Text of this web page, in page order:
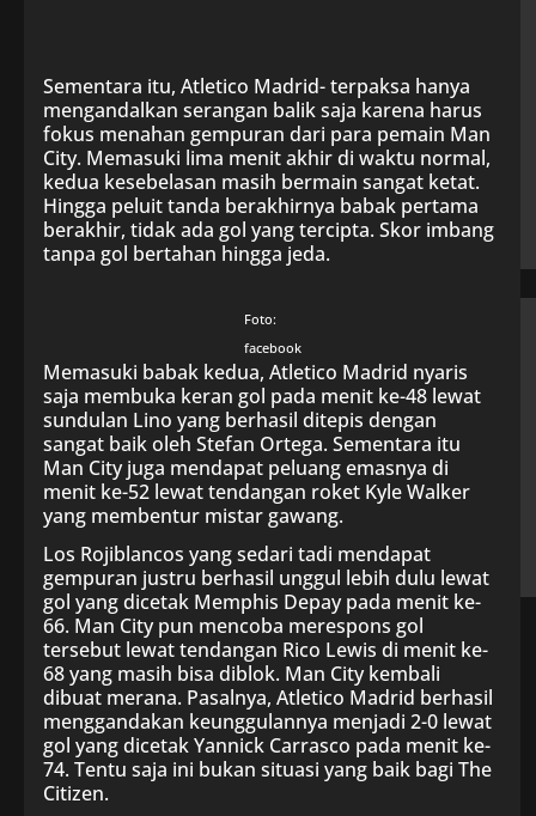
Sementara itu, Atletico Madrid- terpaksa hanya
mengandalkan serangan balik saja karena harus
fokus menahan gempuran dari para pemain Man
City. Memasuki lima menit akhir di waktu normal,
kedua kesebelasan masih bermain sangat ketat.
Hingga peluit tanda berakhirnya babak pertama
berakhir, tidak ada gol yang tercipta. Skor imbang
tanpa gol bertahan hingga jeda.
Foto:
facebook
Memasuki babak kedua, Atletico Madrid nyaris
saja membuka keran gol pada menit ke-48 lewat
sundulan Lino yang berhasil ditepis dengan
sangat baik oleh Stefan Ortega. Sementara itu
Man City juga mendapat peluang emasnya di
menit ke-52 lewat tendangan roket Kyle Walker
yang membentur mistar gawang.
Los Rojiblancos yang sedari tadi mendapat
gempuran justru berhasil unggul lebih dulu lewat
gol yang dicetak Memphis Depay pada menit ke-
66. Man City pun mencoba merespons gol
tersebut lewat tendangan Rico Lewis di menit ke-
68 yang masih bisa diblok. Man City kembali
dibuat merana. Pasalnya, Atletico Madrid berhasil
menggandakan keunggulannya menjadi 2-0 lewat
gol yang dicetak Yannick Carrasco pada menit ke-
74. Tentu saja ini bukan situasi yang baik bagi The
Citizen.